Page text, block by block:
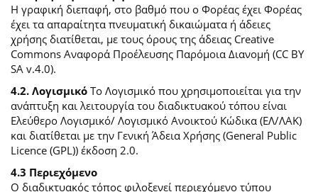
Η γραφική διεπαφή, στο βαθμό που ο Φορέας έχει Φορέας
έχει τα απαραίτητα πνευματική δικαιώματα ή άδειες
χρήσης διατίθεται, με τους όρους της άδειας Creative
Commons Αναφορά Προέλευσης Παρόμοια Διανομή (CC BY
SA v.4.0).
4.2. ΛογισμικόΤο Λογισμικό που χρησιμοποιείται για την
ανάπτυξη και λειτουργία του διαδικτυακού τόπου είναι
Ελεύθερο Λογισμικό/ Λογισμικό Ανοικτού Κώδικα (ΕΛ/ΛΑΚ)
και διατίθεται με την Γενική Άδεια Χρήσης (General Public
Licence (GPL)) έκδοση 2.0.
4.3 Περιεχόμενο
O διαδικτυακός τόπος φιλοξενεί περιεχόμενο τύπου